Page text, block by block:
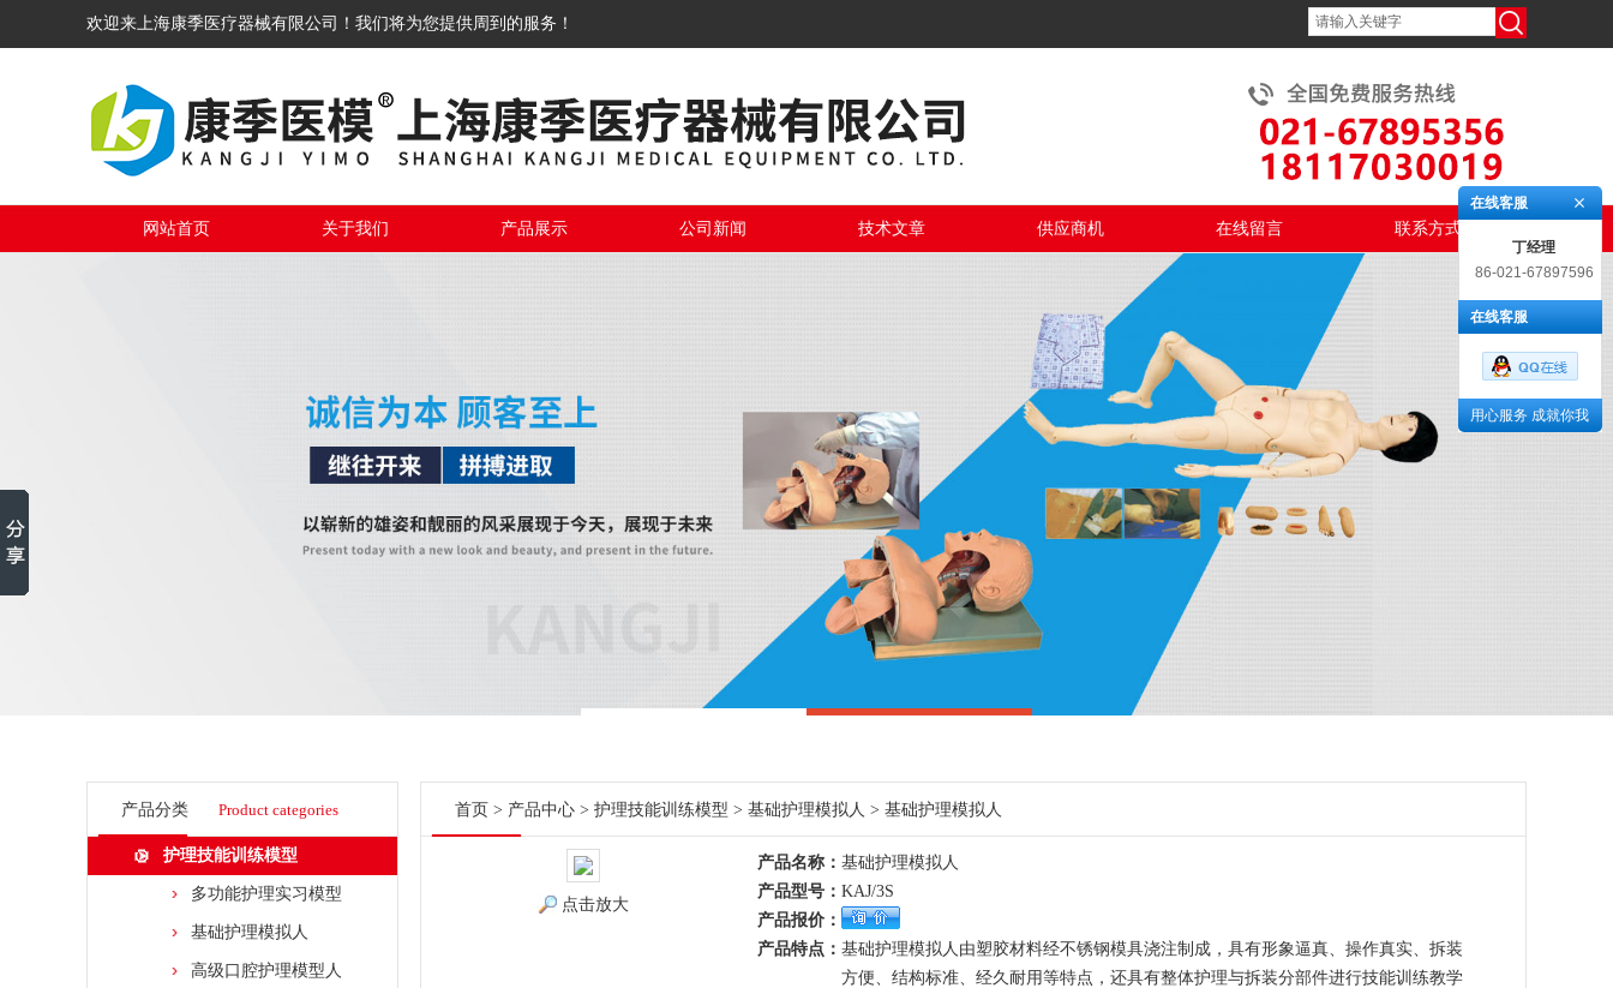
欢迎来上海康季医疗器械有限公司！我们将为您提供周到的服务！
网站首页 关于我们 产品展示 公司新闻 技术文章 供应商机 在线留言 联系方式
产品分类 Product categories
护理技能训练模型
多功能护理实习模型
基础护理模拟人
高级口腔护理模型人
首页 > 产品中心 > 护理技能训练模型 > 基础护理模拟人 > 基础护理模拟人
点击放大
产品名称： 基础护理模拟人
产品型号： KAJ/3S
产品报价：
产品特点： 基础护理模拟人由塑胶材料经不锈钢模具浇注制成，具有形象逼真、操作真实、拆装
方便、结构标准、经久耐用等特点，还具有整体护理与拆装分部件进行技能训练教学
在线客服
丁经理
86-021-67897596
在线客服
用心服务 成就你我